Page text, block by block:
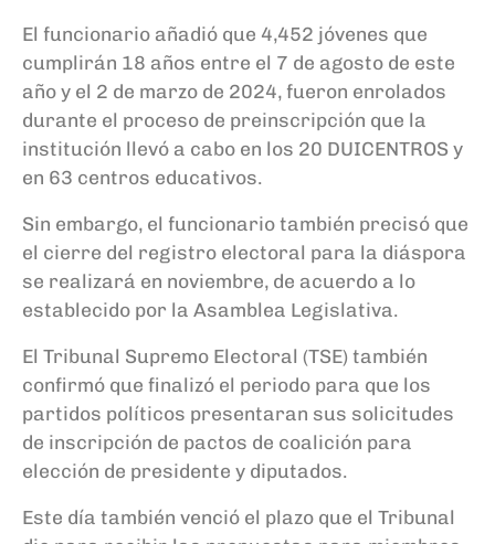
El funcionario añadió que 4,452 jóvenes que
cumplirán 18 años entre el 7 de agosto de este
año y el 2 de marzo de 2024, fueron enrolados
durante el proceso de preinscripción que la
institución llevó a cabo en los 20 DUICENTROS y
en 63 centros educativos.
Sin embargo, el funcionario también precisó que
el cierre del registro electoral para la diáspora
se realizará en noviembre, de acuerdo a lo
establecido por la Asamblea Legislativa.
El Tribunal Supremo Electoral (TSE) también
confirmó que finalizó el periodo para que los
partidos políticos presentaran sus solicitudes
de inscripción de pactos de coalición para
elección de presidente y diputados.
Este día también venció el plazo que el Tribunal